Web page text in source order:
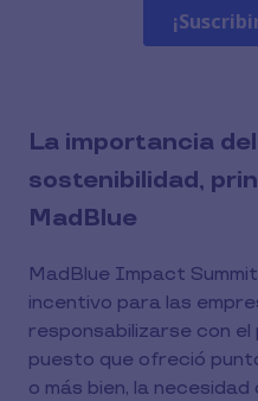
La importancia
sostenibilidad,
MadBlue
MadBlue Impact
incentivo para las
responsabilizarse con el
puesto que ofreció
o más bien, la